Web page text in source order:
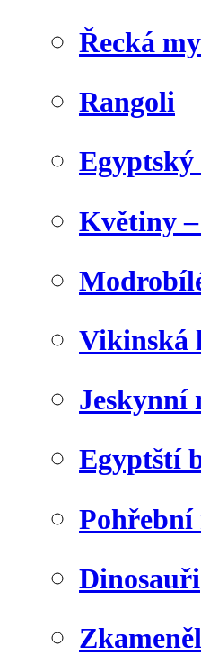
Řecká
Rangoli
Květiny
Vikinská
Jeskynní
Egyptští
Pohřební
Dinosauři